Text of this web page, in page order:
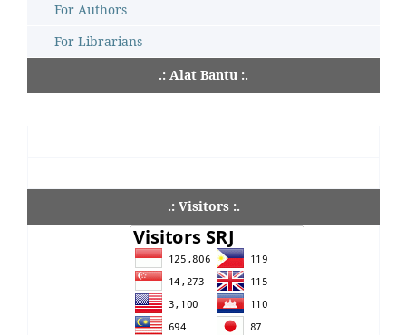
For Authors
For Librarians
.: Alat Bantu :.
.: Visitors :.